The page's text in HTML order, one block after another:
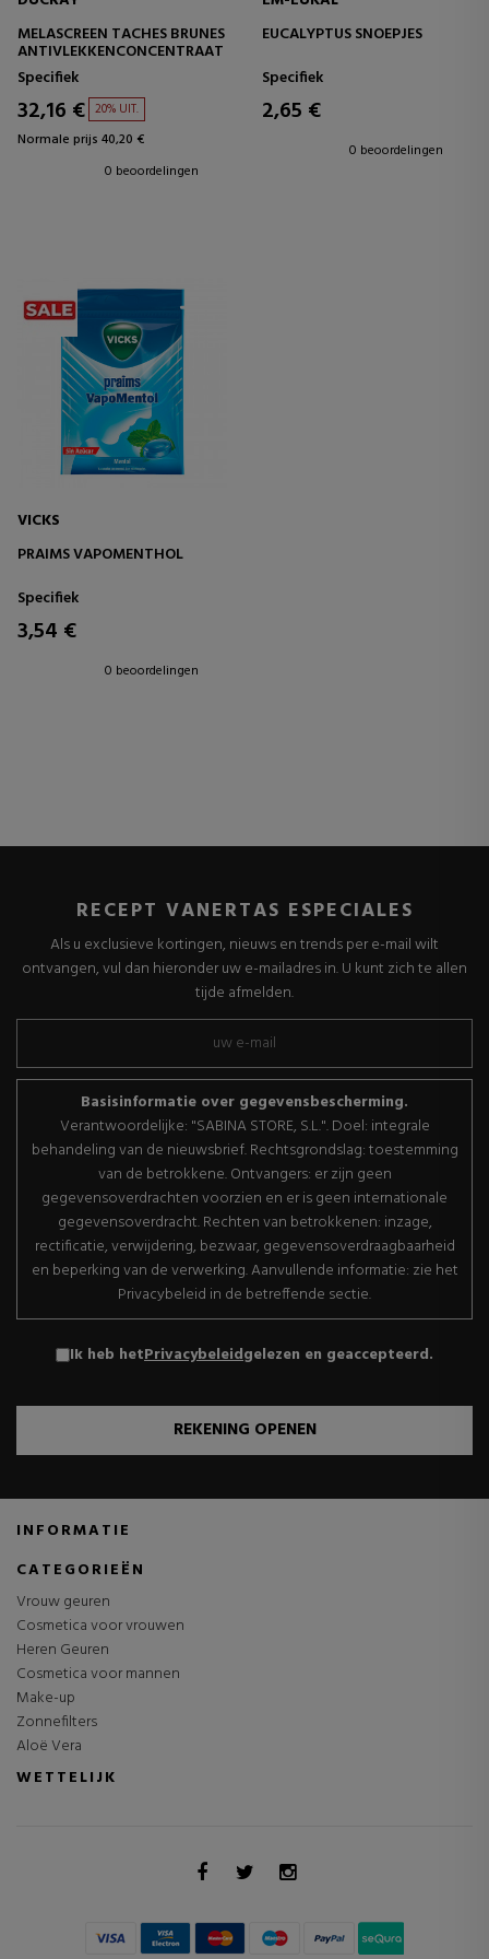
MELASCREEN TACHES BRUNES
ANTIVLEKKENCONCENTRAAT
Specifiek
32,16 € 20% UIT.
Normale prijs 40,20 €
0 beoordelingen
EUCALYPTUS SNOEPJES
Specifiek
2,65 €
0 beoordelingen
VICKS
PRAIMS VAPOMENTHOL
Specifiek
3,54 €
0 beoordelingen
RECEPT VANERTAS ESPECIALES
Als u exclusieve kortingen, nieuws en trends per e-mail wilt
ontvangen, vul dan hieronder uw e-mailadres in. U kunt zich te allen
tijde afmelden.
Basisinformatie over gegevensbescherming.
Verantwoordelijke: "SABINA STORE, S.L.". Doel: integrale
behandeling van de nieuwsbrief. Rechtsgrondslag: toestemming
van de betrokkene. Ontvangers: er zijn geen
gegevensoverdrachten voorzien en er is geen internationale
gegevensoverdracht. Rechten van betrokkenen: inzage,
rectificatie, verwijdering, bezwaar, gegevensoverdraagbaarheid
en beperking van de verwerking. Aanvullende informatie: zie het
Privacybeleid in de betreffende sectie.
Ik heb hetPrivacybeleidgelezen en geaccepteerd.
REKENING OPENEN
INFORMATIE
CATEGORIEËN
Vrouw geuren
Cosmetica voor vrouwen
Heren Geuren
Cosmetica voor mannen
Make-up
Zonnefilters
Aloë Vera
WETTELIJK